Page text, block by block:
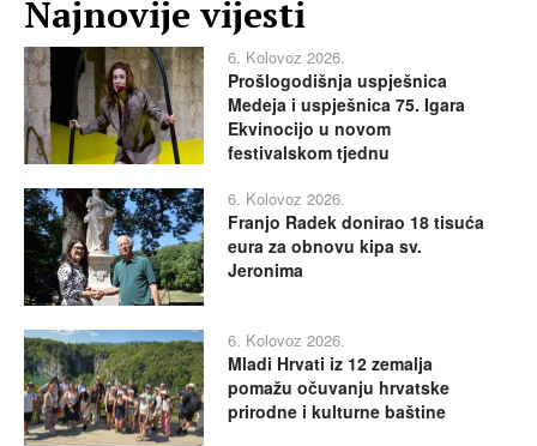
Najnovije vijesti
6. Kolovoz 2026.
Prošlogodišnja uspješnica
Medeja i uspješnica 75. Igara
Ekvinocijo u novom
festivalskom tjednu
6. Kolovoz 2026.
Franjo Radek donirao 18 tisuća
eura za obnovu kipa sv.
Jeronima
6. Kolovoz 2026.
Mladi Hrvati iz 12 zemalja
pomažu očuvanju hrvatske
prirodne i kulturne baštine